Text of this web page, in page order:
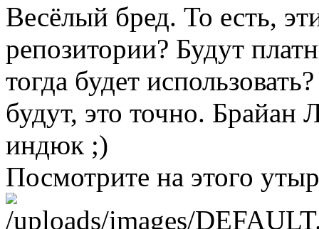
Весёлый бред. То есть,
репозитории? Будут
тогда будет
будут, это точно.
индюк ;)
Посмотрите на этого